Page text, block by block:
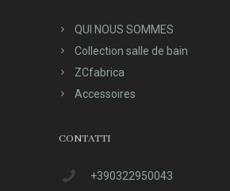
QUI NOUS SOMMES
Collection salle de bain
ZCfabrica
Accessoires
CONTATTI
+390322950043